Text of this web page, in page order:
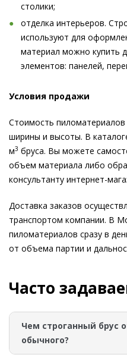
столики;
отделка интерьеров.
используют для
материал можно купить
элементов: панелей,
Условия продажи
Стоимость
ширины и высоты. В
м3 бруса. Вы можете
объем материала либо
консультанту интернет-
Доставка заказов
транспортом компании. В
пиломатериалов сразу в
от объема партии и
Часто
Чем строганный брус
обычного?